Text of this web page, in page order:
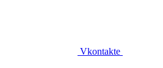
Vkontakte